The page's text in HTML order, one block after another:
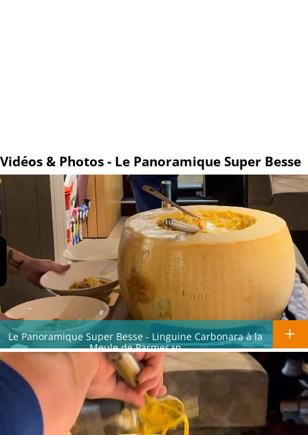
Vidéos & Photos - Le Panoramique Super Besse
Le Panoramique Super Besse - Linguine Carbonara à la
Meule de Parmesan